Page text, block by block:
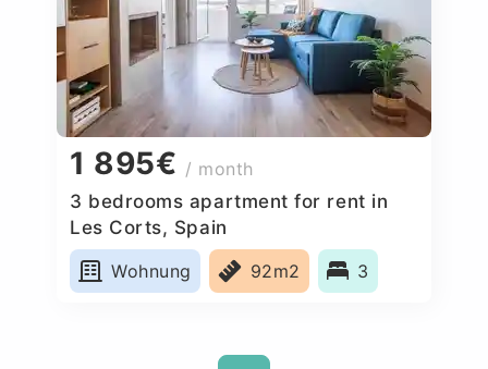
1 895€ / month
3 bedrooms apartment for rent in
Les Corts, Spain
Wohnung
92m2 3